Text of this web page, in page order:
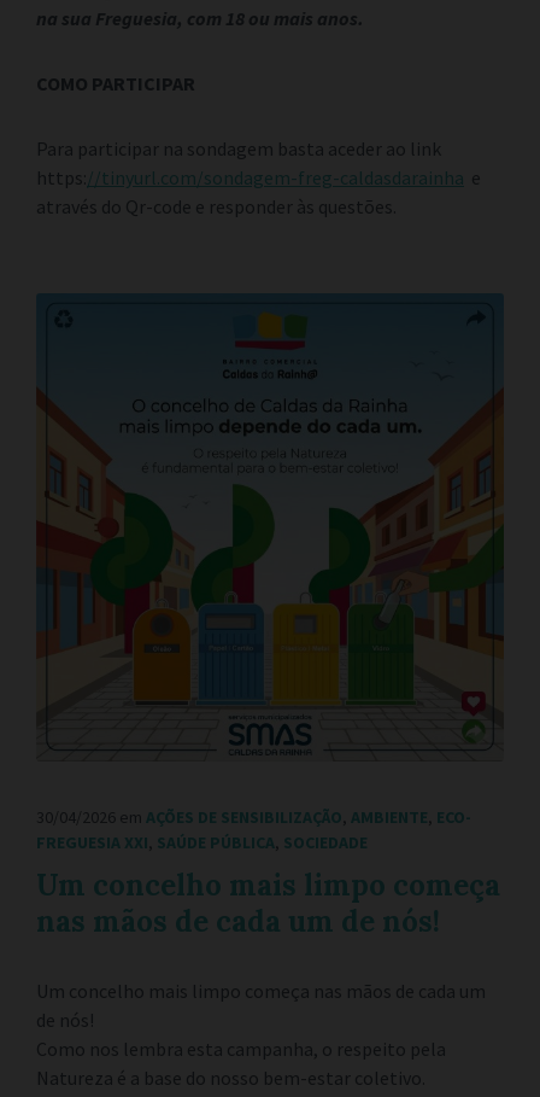
na sua Freguesia, com 18 ou mais anos.
COMO PARTICIPAR
Para participar na sondagem basta aceder ao link
https: //tinyurl.com/sondagem-freg-caldasdarainha e
através do Qr-code e responder às questões.
30/04/2026 em AÇÕES DE SENSIBILIZAÇÃO, AMBIENTE, ECO-
FREGUESIA XXI, SAÚDE PÚBLICA, SOCIEDADE
Um concelho mais limpo começa
nas mãos de cada um de nós!
Um concelho mais limpo começa nas mãos de cada um
de nós!
Como nos lembra esta campanha, o respeito pela
Natureza é a base do nosso bem-estar coletivo.